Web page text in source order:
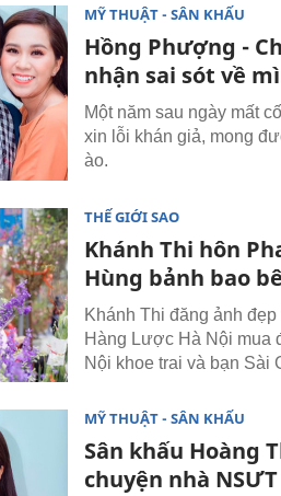
MỸ THUẬT - SÂN KHẤU
Hồng Phượng -
nhận sai sót về
Một năm sau ngày mất
xin lỗi khán giả, mong
ào.
THẾ GIỚI SAO
Khánh Thi hôn
Hùng bảnh bao
Khánh Thi đăng ảnh
Hàng Lược Hà Nội mua
Nội khoe trai và bạn Sài
MỸ THUẬT - SÂN KHẤU
Sân khấu Hoàng
chuyện nhà